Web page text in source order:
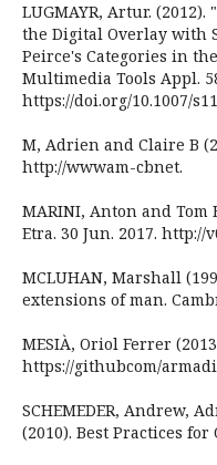
LUGMAYR, Artur.
the Digital Overlay with
Peirce's Categories in
Multimedia Tools Appl.
https://doi.org/10.1007/
M, Adrien and Claire B
http://wwwam-cbnet.
MARINI, Anton and Tom
Etra. 30 Jun. 2017.
MCLUHAN, Marshall
extensions of man.
MESIÀ, Oriol Ferrer
https://githubcom/
SCHEMEDER, Andrew,
(2010). Best Practices